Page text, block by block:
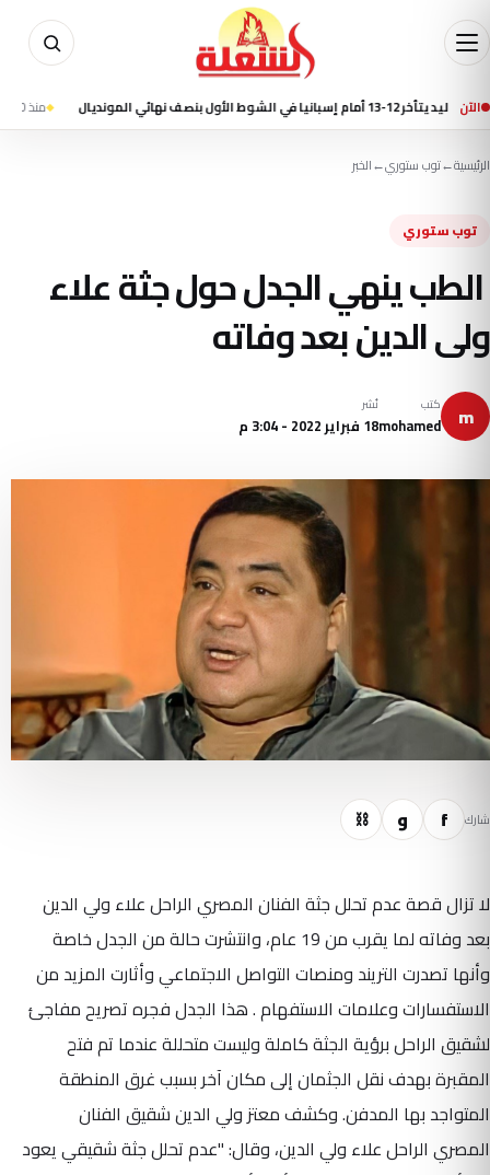
الآن منذ 10 ساعة مقتل 7 أشخاص في إطلاق نار بمدرسة شمال بانكوك وانتحار الطالب المشتبه به
الرئيسية←توب ستوري←الخبر
توب ستوري
الطب ينهي الجدل حول جثة علاء
ولى الدين بعد وفاته
m كتب
mohamed
نُشر
18 فبراير 2022 - 3:04 م
شارك f و ⛓
لا تزال قصة عدم تحلل جثة الفنان المصري الراحل علاء ولي الدين
بعد وفاته لما يقرب من 19 عام، وانتشرت حالة من الجدل خاصة
وأنها تصدرت التريند ومنصات التواصل الاجتماعي وأثارت المزيد من
الاستفسارات وعلامات الاستفهام . هذا الجدل فجره تصريح مفاجئ
لشقيق الراحل برؤية الجثة كاملة وليست متحللة عندما تم فتح
المقبرة بهدف نقل الجثمان إلى مكان آخر بسبب غرق المنطقة
المتواجد بها المدفن. وكشف معتز ولي الدين شقيق الفنان
المصري الراحل علاء ولي الدين، وقال: "عدم تحلل جثة شقيقي يعود